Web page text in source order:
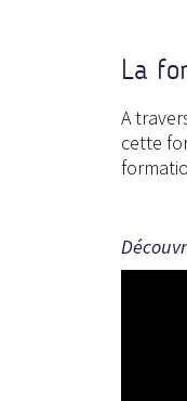
La
A
cette